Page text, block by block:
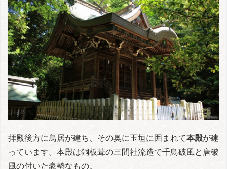
拝殿後方に鳥居が建ち、その奥に玉垣に囲まれて本殿が建
っています。本殿は銅板葺の三間社流造で千鳥破風と唐破
風の付いた豪勢なもの。